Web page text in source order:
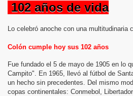
102 años de vida
Lo celebró anoche con una multitudinaria
Colón cumple hoy sus 102 años
Fue fundado el 5 de mayo de 1905 en lo
Campito". En 1965, llevó al fútbol de
un hecho sin precedentes. Del mismo
copas continentales: Conmebol,